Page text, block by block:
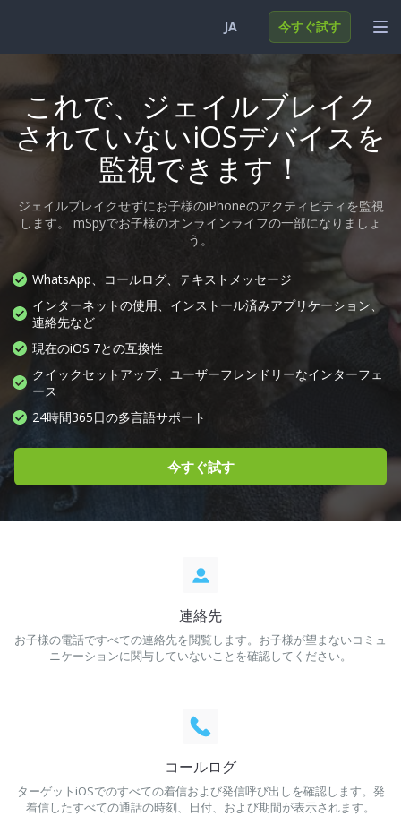
ログイン
機能
ソリューション
JA
English
Deutsch
Español
日本
Nederlands
今すぐ試す
これで、ジェイルブレイク
されていないiOSデバイスを
監視できます！
ジェイルブレイクせずにお子様のiPhoneのアクティビティを監視
します。 mSpyでお子様のオンラインライフの一部になりましょ
う。
WhatsApp、コールログ、テキストメッセージ
インターネットの使用、インストール済みアプリケーション、
連絡先など
現在のiOS 7との互換性
クイックセットアップ、ユーザーフレンドリーなインターフェ
ース
24時間365日の多言語サポート
今すぐ試す
連絡先
お子様の電話ですべての連絡先を閲覧します。お子様が望まないコミュ
ニケーションに関与していないことを確認してください。
コールログ
ターゲットiOSでのすべての着信および発信呼び出しを確認します。発
着信したすべての通話の時刻、日付、および期間が表示されます。